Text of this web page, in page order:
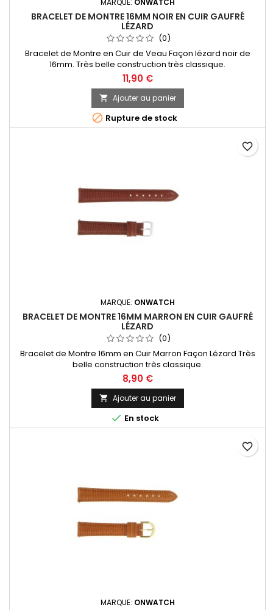
MARQUE: ONWATCH
BRACELET DE MONTRE 16MM NOIR EN CUIR GAUFRÉ
LÉZARD
(0)
Bracelet de Montre en Cuir de Veau Façon lézard noir de
16mm. Très belle construction très classique.
11,90 €
 Ajouter au panier
 Rupture de stock
MARQUE: ONWATCH
BRACELET DE MONTRE 16MM MARRON EN CUIR GAUFRÉ
LÉZARD
(0)
Bracelet de Montre 16mm en Cuir Marron Façon Lézard Très
belle construction très classique.
8,90 €
 Ajouter au panier
 En stock
favorite_border
MARQUE: ONWATCH
favorite_border